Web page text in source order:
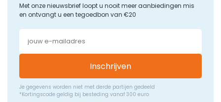
Met onze nieuwsbrief loopt u nooit meer aanbiedingen mis
en ontvangt u een tegoedbon van €20
Inschrijven
Je gegevens worden niet met derde partijen gedeeld
*Kortingscode geldig bij besteding vanaf 300 euro